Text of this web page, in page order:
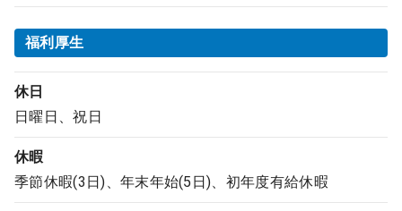
福利厚生
休日
日曜日、祝日
休暇
季節休暇(3日)、年末年始(5日)、初年度有給休暇